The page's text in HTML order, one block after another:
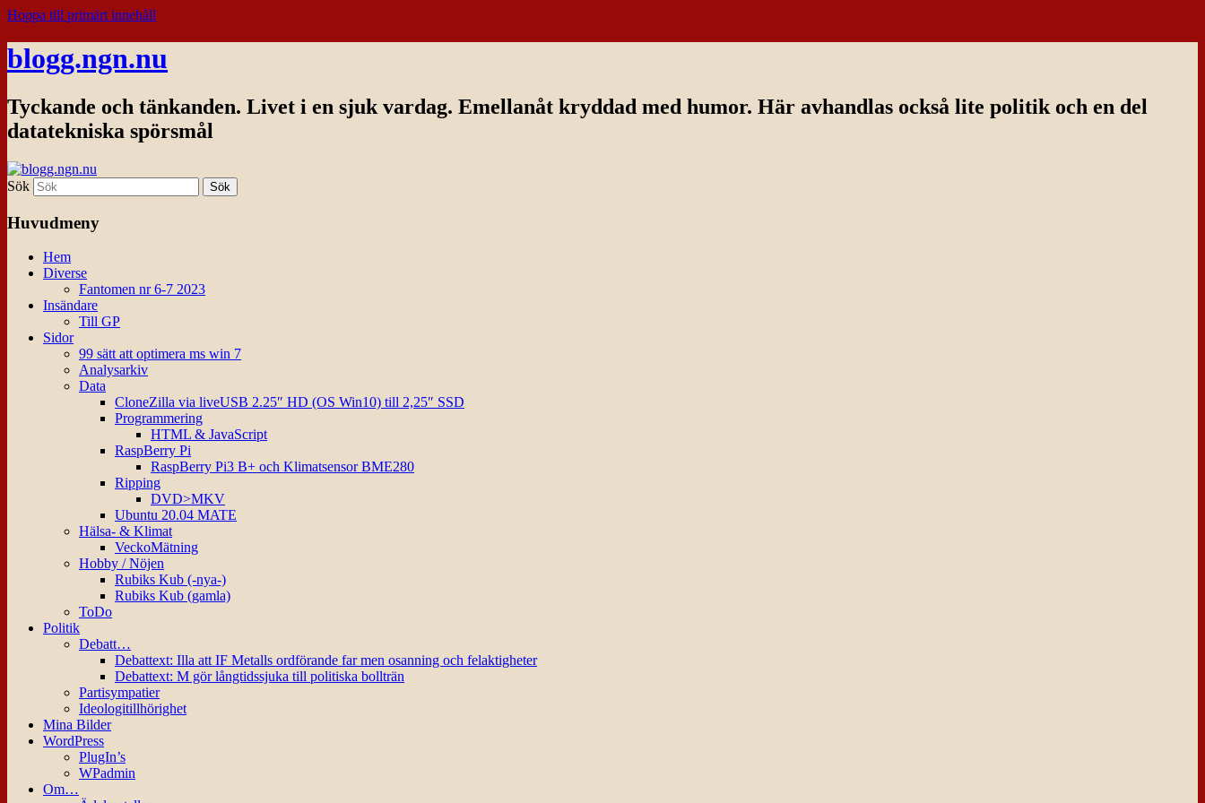
Hoppa till primärt innehåll
blogg.ngn.nu
Tyckande och tänkanden. Livet i en sjuk vardag. Emellanåt kryddad med humor. Här avhandlas också lite politik och en del
datatekniska spörsmål
Sök
Huvudmeny
Hem
Diverse
Fantomen nr 6-7 2023
Insändare
Till GP
Sidor
99 sätt att optimera ms win 7
Analysarkiv
Data
CloneZilla via liveUSB 2.25″ HD (OS Win10) till 2,25″ SSD
Programmering
HTML & JavaScript
RaspBerry Pi
RaspBerry Pi3 B+ och Klimatsensor BME280
Ripping
DVD>MKV
Ubuntu 20.04 MATE
Hälsa- & Klimat
VeckoMätning
Hobby / Nöjen
Rubiks Kub (-nya-)
Rubiks Kub (gamla)
ToDo
Politik
Debatt…
Debattext: Illa att IF Metalls ordförande far men osanning och felaktigheter
Debattext: M gör långtidssjuka till politiska bollträn
Partisympatier
Ideologitillhörighet
Mina Bilder
WordPress
PlugIn’s
WPadmin
Om…